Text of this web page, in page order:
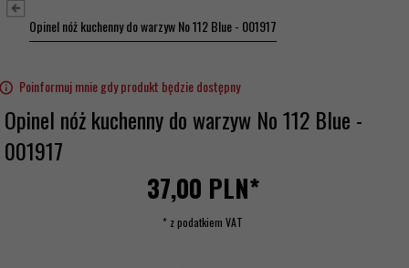
Opinel nóż kuchenny do warzyw No 112 Blue - 001917
Poinformuj mnie gdy produkt będzie dostępny
Opinel nóż kuchenny do warzyw No 112 Blue -
001917
37,00 PLN*
* z podatkiem VAT